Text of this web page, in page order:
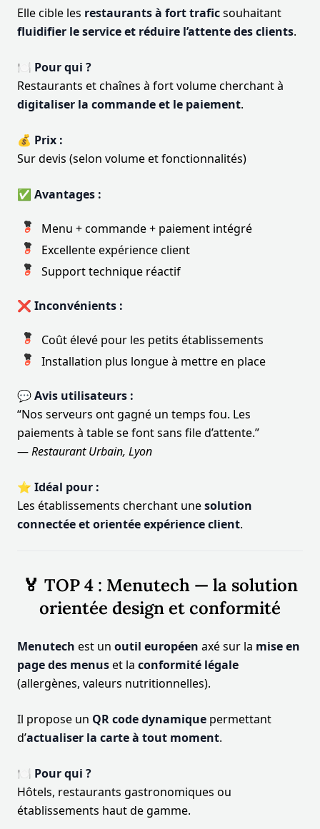
Elle cible les restaurants à fort traficsouhaitant
fluidifier le service et réduire l’attente des clients.
🍽️ Pour qui ?
Restaurants et chaînes à fort volume cherchant à
digitaliser la commande et le paiement.
💰 Prix :
Sur devis (selon volume et fonctionnalités)
✅ Avantages :
Menu + commande + paiement intégré
Excellente expérience client
Support technique réactif
❌ Inconvénients :
Coût élevé pour les petits établissements
Installation plus longue à mettre en place
💬 Avis utilisateurs :
“Nos serveurs ont gagné un temps fou. Les
paiements à table se font sans file d’attente.”
—Restaurant Urbain, Lyon
⭐ Idéal pour :
Les établissements cherchant unesolution
connectée et orientée expérience client.
🏅 TOP 4 : Menutech — la solution
orientée design et conformité
Menutech est un outil européen axé sur la mise en
page des menuset la conformité légale
(allergènes, valeurs nutritionnelles).
Il propose un QR code dynamique permettant
d’actualiser la carte à tout moment.
🍽️ Pour qui ?
Hôtels, restaurants gastronomiques ou
établissements haut de gamme.